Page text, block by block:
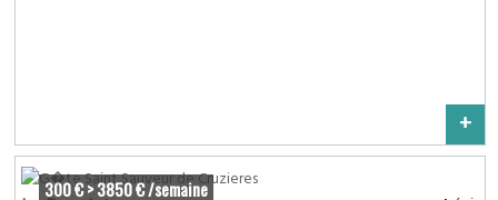
+
300 € > 3850 € /semaine